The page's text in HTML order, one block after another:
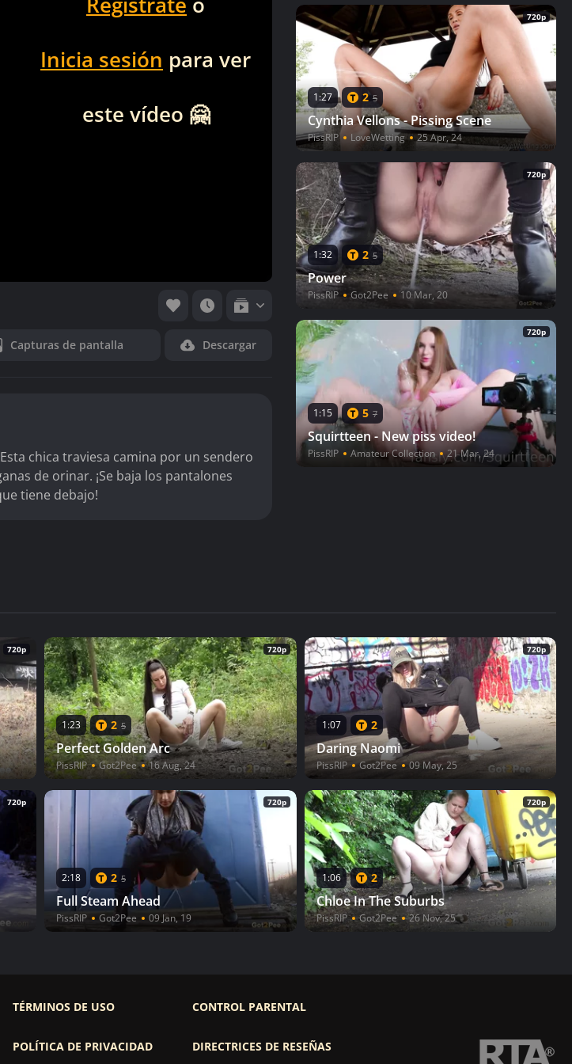
Inicia sesión para ver
este vídeo 🤗
Capturas de pantalla Descargar
chica traviesa camina por un sendero
de orinar. ¡Se baja los pantalones
tiene debajo!
720p
1:27 2 5
Cynthia Vellons - Pissing Scene
PissRIP LoveWetting 25 Apr, 24
720p
1:32 2 5
Power
PissRIP Got2Pee 10 Mar, 20
720p
1:15 5 7
Squirtteen - New piss video!
PissRIP Amateur Collection 21 Mar, 24
720p 720p
1:23 2 5
Perfect Golden Arc
PissRIP Got2Pee 16 Aug, 24
720p
1:07 2
Daring Naomi
PissRIP Got2Pee 09 May, 25
720p 720p
2:18 2 5
Full Steam Ahead
PissRIP Got2Pee 09 Jan, 19
720p
1:06 2
Chloe In The Suburbs
PissRIP Got2Pee 26 Nov, 25
TÉRMINOS DE USO
POLÍTICA DE PRIVACIDAD
CONTROL PARENTAL
DIRECTRICES DE RESEÑAS